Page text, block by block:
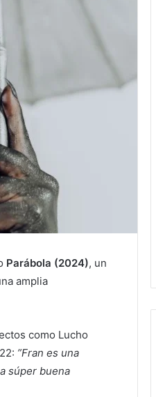
Parábola (2024), un
amplia
como Lucho
”Fran es una
súper buena